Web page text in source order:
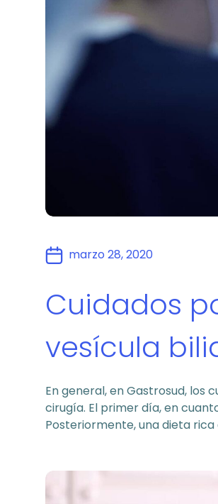
Cuidados
vesícula
En general, en Gastrosud, los
cirugía. El primer día, en
Posteriormente, una dieta
marzo 28, 2020